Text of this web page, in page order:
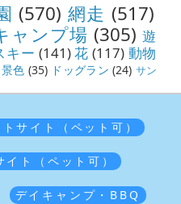
(570) 網走 (517)
ャンプ場 (305) 遊
キー (141)花 (117) 動物
景色 (35) ドッグラン (24) サン
サイト（ペット可）
ト（ペット可）
デイキャンプ・BBQ